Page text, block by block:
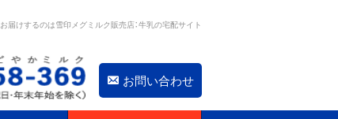
お届けするのは雪印メグミルク販売店：牛乳の宅配サイト
お問い合わせ